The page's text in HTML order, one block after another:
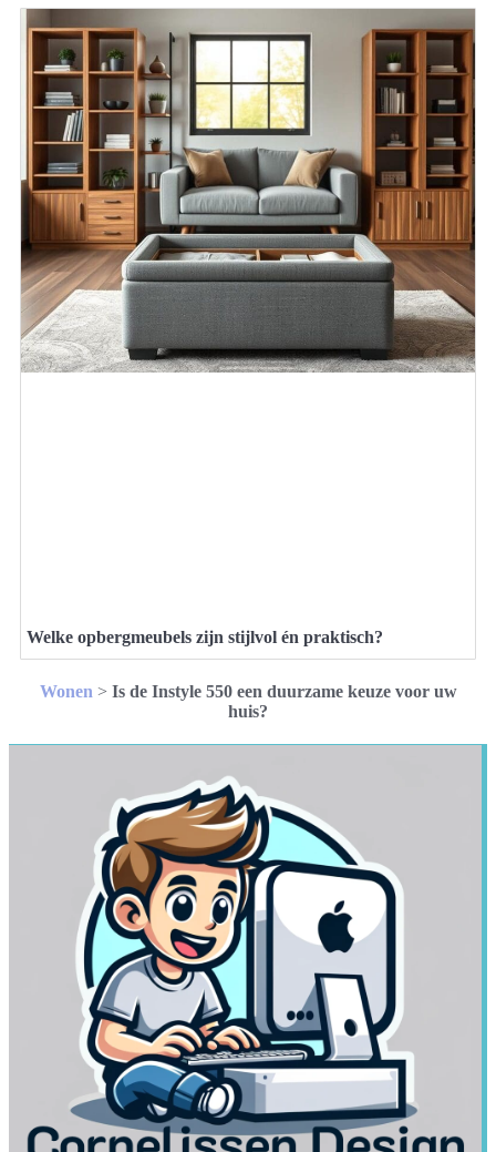
Welke opbergmeubels zijn stijlvol én praktisch?
Wonen > Is de Instyle 550 een duurzame keuze voor uw
huis?